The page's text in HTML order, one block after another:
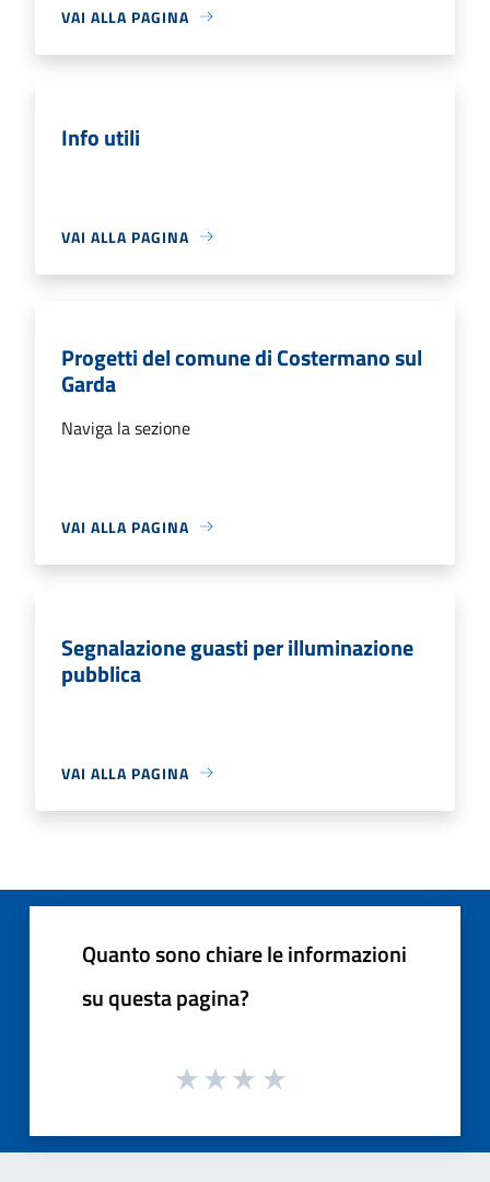
VAI ALLA PAGINA
Info utili
VAI ALLA PAGINA
Progetti del comune di Costermano sul
Garda
Naviga la sezione
VAI ALLA PAGINA
Segnalazione guasti per illuminazione
pubblica
VAI ALLA PAGINA
Quanto sono chiare le informazioni
su questa pagina?